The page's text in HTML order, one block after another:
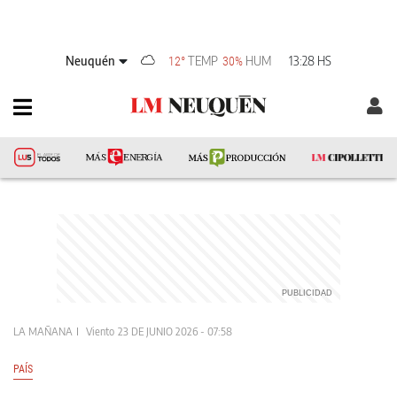
Neuquén 12°TEMP 30% HUM 13:28 HS
LA MAÑANA Viento 23 DE JUNIO 2026 - 07:58
PAÍS